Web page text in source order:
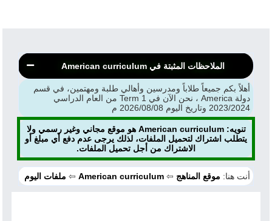
الملاحظات المثبتة في American curriculum
أهلاً بكم جميعاً طلاباً ومدرسين وأهالي طلبة ومهتمين، في قسم
دولة America ، نحن الآن في Term 1 من العام الدراسي
2023/2024 وتاريخ اليوم 2026/08/08 م
تنويه: American curriculum هو موقع مجاني وغير رسمي ولا
يتطلب اشتراك لتحميل الملفات، لذلك يرجى عدم دفع أي مبلغ أو
الاشتراك من أجل تحميل الملفات.
أنت هنا: موقع المناهج ⇦
American curriculum
⇦ ملفات اليوم